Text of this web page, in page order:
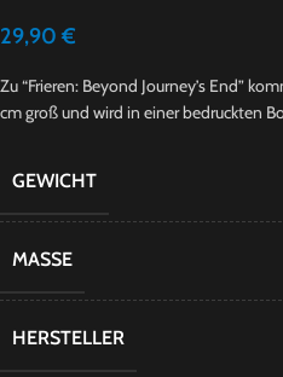
29,90 €
Zu “Frieren: Beyond Journey’s End”
cm groß und wird in einer bedruckten
GEWICHT
MASSE
HERSTELLER